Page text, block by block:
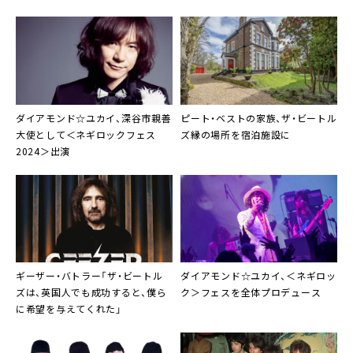
ダイアモンド☆ユカイ、深谷市親善
大使として＜ネギロックフェス
2024＞出演
ピート・ベストの家族、ザ・ビートル
ズ縁の場所を宿泊施設に
ギーザー・バトラー「ザ・ビートル
ズは、英国人でも成功すると、僕ら
に希望を与えてくれた」
ダイアモンド☆ユカイ、＜ネギロッ
ク＞フェスを全体プロデュース